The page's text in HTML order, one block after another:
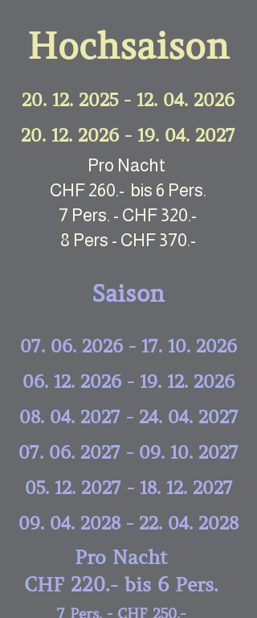
Hochsaison
20. 12. 2025- 12. 04. 2026
20. 12. 2026 - 19. 04. 2027
Pro Nacht
CHF 260.- bis 6 Pers.
7 Pers. - CHF 320.-
8 Pers - CHF 370.-
Saison
07. 06. 2026 - 17. 10. 2026
06. 12. 2026 - 19. 12. 2026
08. 04. 2027 - 24. 04. 2027
07. 06. 2027 - 09. 10. 2027
05. 12. 2027 - 18. 12. 2027
09. 04. 2028 - 22. 04. 2028
Pro Nacht
CHF 220.- bis 6 Pers.
7 Pers. - CHF 250.-